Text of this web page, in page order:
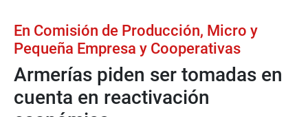
En Comisión de Producción, Micro y
Pequeña Empresa y Cooperativas
Armerías piden ser tomadas en
cuenta en reactivación